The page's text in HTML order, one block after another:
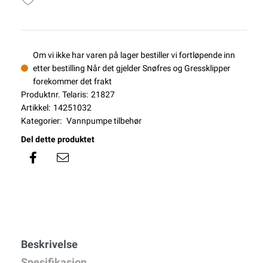
Om vi ikke har varen på lager bestiller vi fortløpende inn
etter bestilling Når det gjelder Snøfres og Gressklipper
forekommer det frakt
Produktnr. Telaris: 21827
Artikkel: 14251032
Kategorier: Vannpumpe tilbehør
Del dette produktet
Beskrivelse